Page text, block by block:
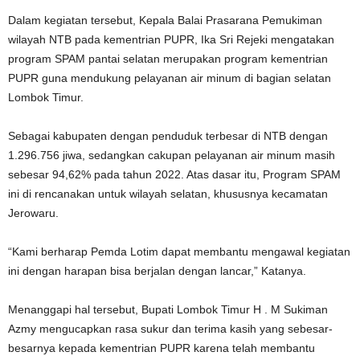
Dalam kegiatan tersebut, Kepala Balai Prasarana Pemukiman
wilayah NTB pada kementrian PUPR, Ika Sri Rejeki mengatakan
program SPAM pantai selatan merupakan program kementrian
PUPR guna mendukung pelayanan air minum di bagian selatan
Lombok Timur.
Sebagai kabupaten dengan penduduk terbesar di NTB dengan
1.296.756 jiwa, sedangkan cakupan pelayanan air minum masih
sebesar 94,62% pada tahun 2022. Atas dasar itu, Program SPAM
ini di rencanakan untuk wilayah selatan, khususnya kecamatan
Jerowaru.
“Kami berharap Pemda Lotim dapat membantu mengawal kegiatan
ini dengan harapan bisa berjalan dengan lancar,” Katanya.
Menanggapi hal tersebut, Bupati Lombok Timur H . M Sukiman
Azmy mengucapkan rasa sukur dan terima kasih yang sebesar-
besarnya kepada kementrian PUPR karena telah membantu